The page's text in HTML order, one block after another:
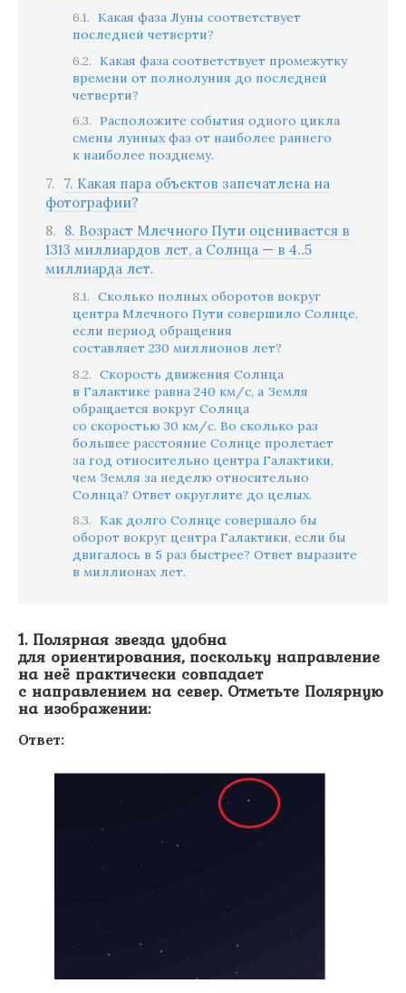
Какая фаза Луны соответствует
последней четверти?
Какая фаза соответствует промежутку
времени от полнолуния до последней
четверти?
Расположите события одного цикла
смены лунных фаз от наиболее раннего
к наиболее позднему.
7. Какая пара объектов запечатлена на
фотографии?
8. Возраст Млечного Пути оценивается в
1313 миллиардов лет, а Солнца — в 4..5
миллиарда лет.
Сколько полных оборотов вокруг
центра Млечного Пути совершило Солнце,
если период обращения
составляет 230 миллионов лет?
Скорость движения Солнца
в Галактике равна 240 км/с, а Земля
обращается вокруг Солнца
со скоростью 30 км/с. Во сколько раз
большее расстояние Солнце пролетает
за год относительно центра Галактики,
чем Земля за неделю относительно
Солнца? Ответ округлите до целых.
Как долго Солнце совершало бы
оборот вокруг центра Галактики, если бы
двигалось в 5 раз быстрее? Ответ выразите
в миллионах лет.
1. Полярная звезда удобна
для ориентирования, поскольку направление
на неё практически совпадает
с направлением на север.Отметьте Полярную
на изображении:
Ответ: